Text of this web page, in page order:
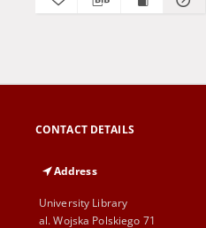
CONTACT DETAILS
Address
University Library
al. Wojska Polskiego 71